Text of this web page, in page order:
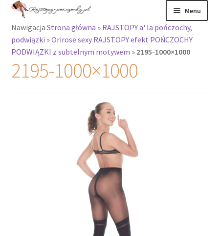
Przejdź
nawigacji
Przejdź
treści
Menu
Rajstopy
Rozwiń
menu
potomne
Rajstopy Orirose
Nawigacja Strona główna » RAJSTOPY a' la pończochy,
podwiązki »Orirose sexy RAJSTOPY efekt POŃCZOCHY
PODWIĄZKI z subtelnym motywem » 2195-1000×1000
2195-1000×1000